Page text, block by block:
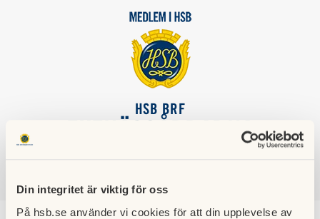
Din integritet är viktig för oss
På hsb.se använder vi cookies för att din upplevelse av
HSB BRF
EKENÄSGÅRDARNA